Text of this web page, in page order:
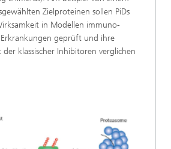
Zielproteinen sollen PiDs
in Modellen immuno-
geprüft und ihre
klassischer Inhibitoren verglichen